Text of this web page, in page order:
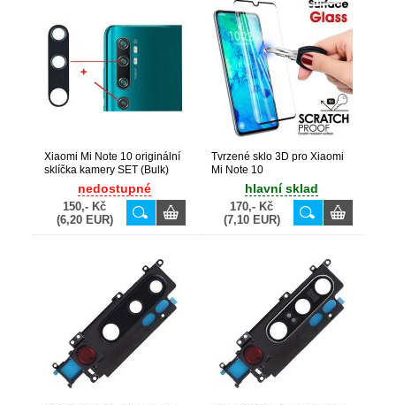
Xiaomi Mi Note 10 originální
sklíčka kamery SET (Bulk)
nedostupné
150,- Kč
(6,20 EUR)
Tvrzené sklo 3D pro Xiaomi
Mi Note 10
hlavní sklad
170,- Kč
(7,10 EUR)